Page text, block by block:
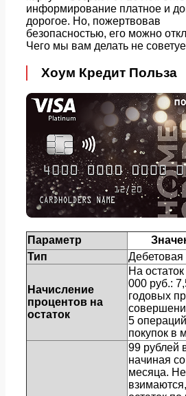
информирование платное и
дорогое. Но, пожертвовав
безопасностью, его можно
Чего мы вам делать не
Хоум Кредит Польза
Параметр
Тип
Дебетовая
Начисление
процентов на
остаток
На
000 руб.:
годовых
5 операций
покупок в
99 рублей
начиная
месяца. Не